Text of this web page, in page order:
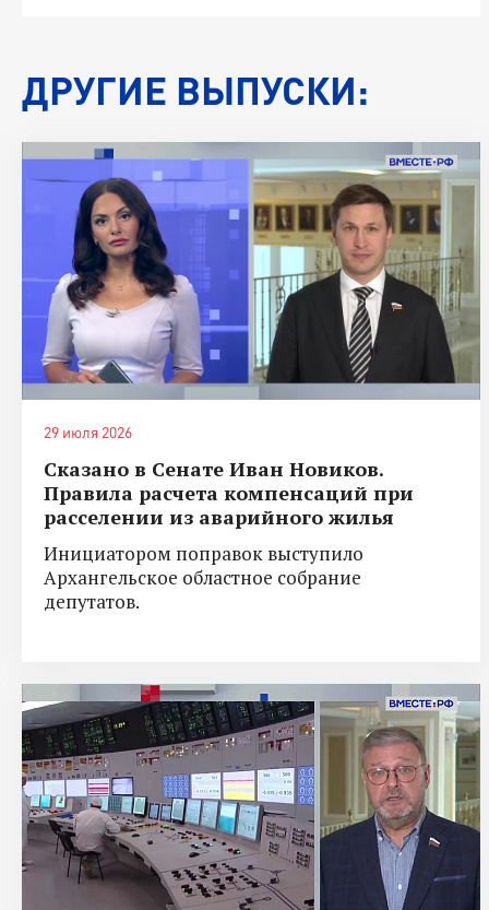
ДРУГИЕ ВЫПУСКИ:
29 июля 2026
Сказано в Сенате Иван Новиков.
Правила расчета компенсаций при
расселении из аварийного жилья
Инициатором поправок выступило
Архангельское областное собрание
депутатов.